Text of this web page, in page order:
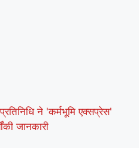
ने 'कर्मभूमि एक्सप्रेस'
जानकारी